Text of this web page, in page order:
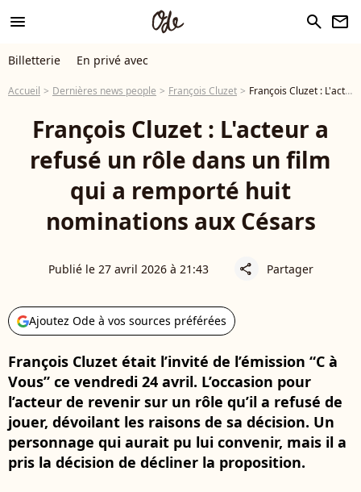
menu search newsletter
Billetterie En privé avec
Accueil Dernières news people François Cluzet François Cluzet : L'acteur a refusé un rôle dans un film qui a remporté huit nominations aux Césars
François Cluzet : L'acteur a
refusé un rôle dans un film
qui a remporté huit
nominations aux Césars
Publié le 27 avril 2026 à 21:43 share Partager
Ajoutez Ode à vos sources préférées
François Cluzet était l’invité de l’émission “C à
Vous” ce vendredi 24 avril. L’occasion pour
l’acteur de revenir sur un rôle qu’il a refusé de
jouer, dévoilant les raisons de sa décision. Un
personnage qui aurait pu lui convenir, mais il a
pris la décision de décliner la proposition.